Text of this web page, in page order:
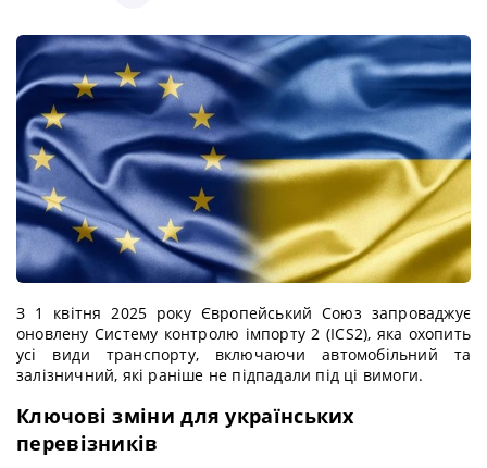
З 1 квітня 2025 року Європейський Союз запроваджує
оновлену Систему контролю імпорту 2 (ICS2), яка охопить
усі види транспорту, включаючи автомобільний та
залізничний, які раніше не підпадали під ці вимоги.
Ключові зміни для українських
перевізників